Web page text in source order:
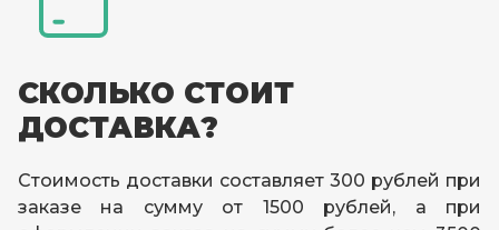
СКОЛЬКО СТОИТ
ДОСТАВКА?
Стоимость доставки составляет 300 рублей при
заказе на сумму от 1500 рублей, а при